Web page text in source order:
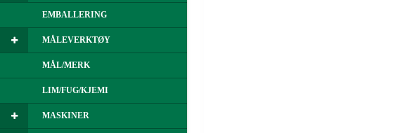
EMBALLERING
MÅLEVERKTØY
MÅL/MERK
LIM/FUG/KJEMI
MASKINER